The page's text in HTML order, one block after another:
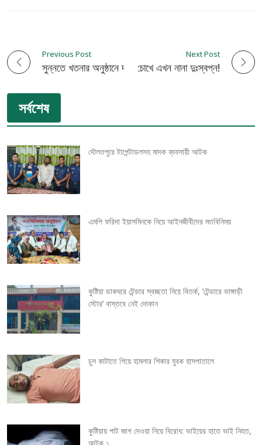
P
o
t
n
a
v
i
g
a
t
i
o
n
Previous Post
সুন্নতে খতনার অনুষ্ঠানে দাওয়াত না দেওয়ায় আঃ লীগ নেতার বিরুদ্ধে হামলার অভিযোগ!
Next Post
পঙ্গু নজরুলের চোখে এখন নানা দুঃস্বপ্ন!
সর্বশেষ
দৌলতপুরে টাপেন্টাডলসহ মাদক ব্যবসায়ী আটক
এমপি ফরিদা ইয়াসমিনকে নিয়ে আইনজীবীদের মতবিনিময়
কুষ্টিয়া ডাকঘরে টেন্ডার স্বচ্ছতা নিয়ে বিতর্ক, ‘টেন্ডারে ভাঙ্গাড়ী
স্টোর’ বাস্তবে নেই দোকান
চুল কাটাতে গিয়ে হামলার শিকার যুবক হাসপাতালে
কুষ্টিয়ায় পাট জাগ দেওয়া নিয়ে বিরোধ: ভাইয়ের হাতে ভাই নিহত,